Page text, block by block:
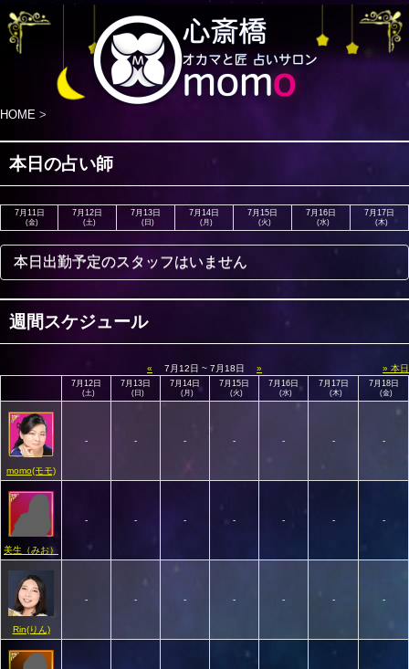
HOME >
本日の占い師
7月11日
(金)
7月12日
(土)
7月13日
(日)
7月14日
(月)
7月15日
(火)
7月16日
(水)
7月17日
(木)
本日出勤予定のスタッフはいません
週間スケジュール
« 7月12日 ~ 7月18日 » » 本日
7月12日
(土)
7月13日
(日)
7月14日
(月)
7月15日
(火)
7月16日
(水)
7月17日
(木)
7月18日
(金)
momo(モモ)
- - - - - - -
美生（みお）
- - - - - - -
Rin(りん)
- - - - - - -